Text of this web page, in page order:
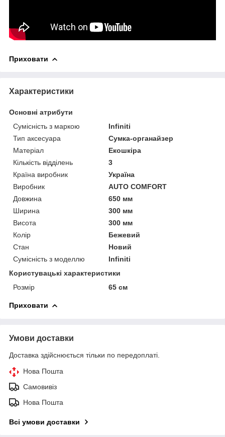
Приховати
Характеристики
Основні атрибути
Сумісність з маркою
Infiniti
Тип аксесуара
Сумка-органайзер
Матеріал
Екошкіра
Кількість відділень
3
Країна виробник
Україна
Виробник
AUTO COMFORT
Довжина
650 мм
Ширина
300 мм
Висота
300 мм
Колір
Бежевий
Стан
Новий
Сумісність з моделлю
Infiniti
Користувацькі характеристики
Розмір
65 см
Приховати
Умови доставки
Доставка здійснюється тільки по передоплаті.
Нова Пошта
Самовивіз
Нова Пошта
Всі умови доставки